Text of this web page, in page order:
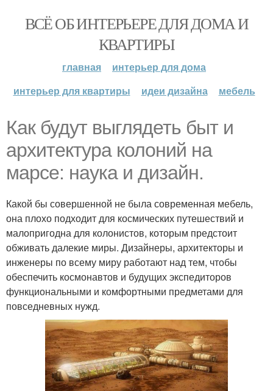
ВСЁ ОБ ИНТЕРЬЕРЕ ДЛЯ ДОМА И
КВАРТИРЫ
главная
интерьер для дома
интерьер для квартиры
идеи дизайна мебель
Как будут выглядеть быт и
архитектура колоний на
марсе: наука и дизайн.
Какой бы совершенной не была современная мебель,
она плохо подходит для космических путешествий и
малопригодна для колонистов, которым предстоит
обживать далекие миры. Дизайнеры, архитекторы и
инженеры по всему миру работают над тем, чтобы
обеспечить космонавтов и будущих экспедиторов
функциональными и комфортными предметами для
повседневных нужд.